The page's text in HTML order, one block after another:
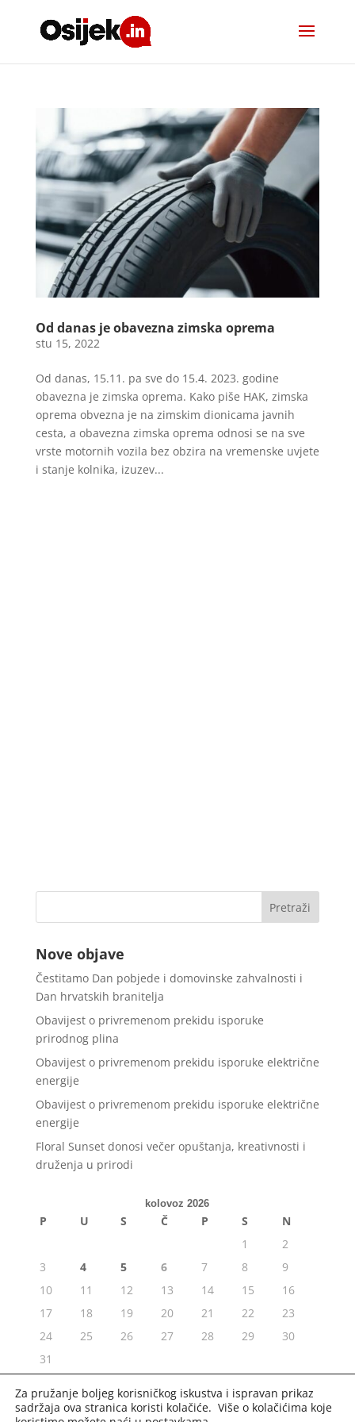
Od danas je obavezna zimska oprema
stu 15, 2022
Od danas, 15.11. pa sve do 15.4. 2023. godine
obavezna je zimska oprema. Kako piše HAK, zimska
oprema obvezna je na zimskim dionicama javnih
cesta, a obavezna zimska oprema odnosi se na sve
vrste motornih vozila bez obzira na vremenske uvjete
i stanje kolnika, izuzev...
Nove objave
Čestitamo Dan pobjede i domovinske zahvalnosti i
Dan hrvatskih branitelja
Obavijest o privremenom prekidu isporuke
prirodnog plina
Obavijest o privremenom prekidu isporuke električne
energije
Obavijest o privremenom prekidu isporuke električne
energije
Floral Sunset donosi večer opuštanja, kreativnosti i
druženja u prirodi
kolovoz 2026
P U S Č P S
N
1
2
3
4 5 6 7 8
9
10
11 12 13 14 15
16
17
18 19 20 21 22
23
24
25 26 27 28 29
30
31
« srp
Za pružanje boljeg korisničkog iskustva i ispravan prikaz
sadržaja ova stranica koristi kolačiće. Više o kolačićima koje